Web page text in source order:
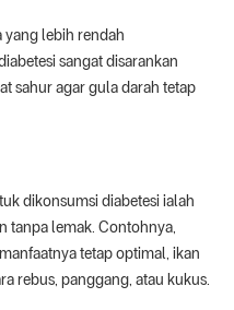
yang lebih rendah
sangat disarankan
sahur agar gula darah tetap
dikonsumsi diabetesi ialah
tanpa lemak. Contohnya,
tetap optimal, ikan
rebus, panggang, atau kukus.